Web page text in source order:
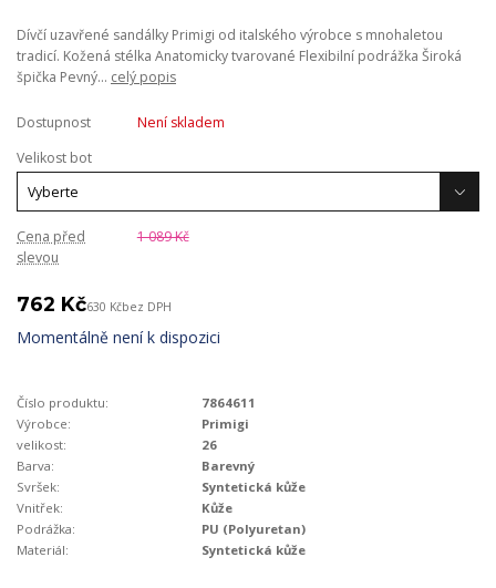
Dívčí uzavřené sandálky Primigi od italského výrobce s mnohaletou
tradicí. Kožená stélka Anatomicky tvarované Flexibilní podrážka Široká
špička Pevný... celý popis
Dostupnost
Není skladem
Velikost bot
Cena před
slevou
1 089 Kč
762 Kč630 Kčbez DPH
Momentálně není k dispozici
Číslo produktu:
7864611
Výrobce:
Primigi
velikost:
26
Barva:
Barevný
Svršek:
Syntetická kůže
Vnitřek:
Kůže
Podrážka:
PU (Polyuretan)
Materiál:
Syntetická kůže